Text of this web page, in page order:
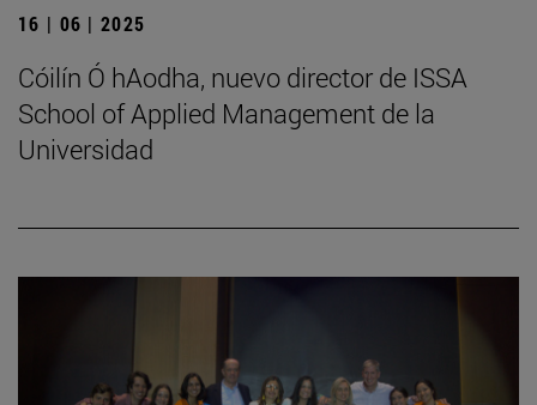
16 | 06 | 2025
Cóilín Ó hAodha, nuevo director de ISSA
School of Applied Management de la
Universidad